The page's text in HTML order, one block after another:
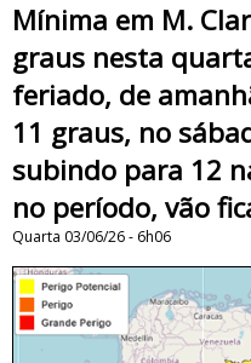
Mínima em M.
graus nesta
feriado, de
11 graus, no
subindo para 12
no período, vão
Quarta 03/06/26 - 6h06